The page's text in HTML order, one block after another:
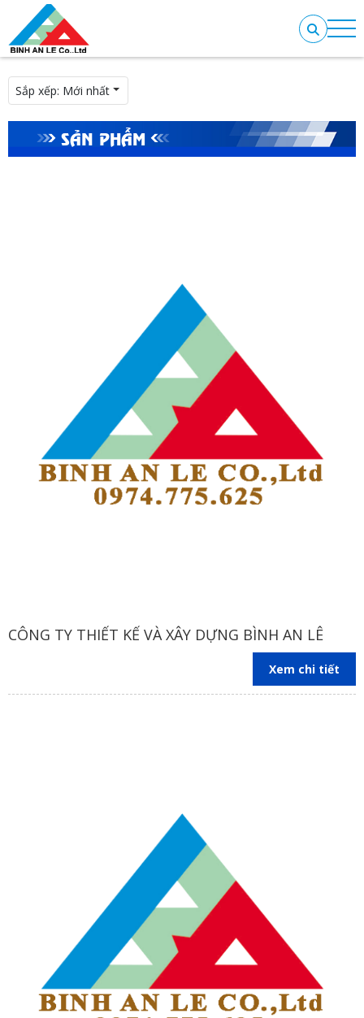
Sắp xếp: Mới nhất
SẢN PHẨM
CÔNG TY THIẾT KẾ VÀ XÂY DỰNG BÌNH AN LÊ
Xem chi tiết